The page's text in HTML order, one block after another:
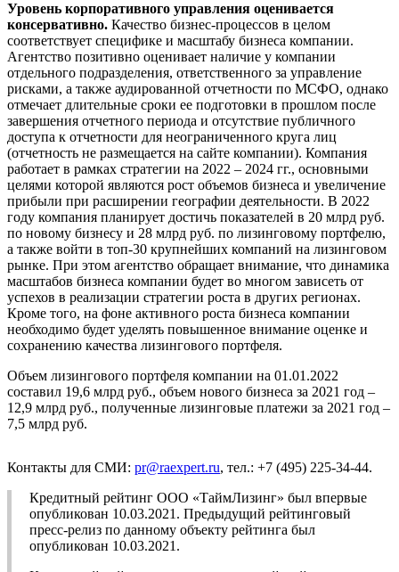
Уровень корпоративного управления оценивается
консервативно. Качество бизнес-процессов в целом
соответствует специфике и масштабу бизнеса компании.
Агентство позитивно оценивает наличие у компании
отдельного подразделения, ответственного за управление
рисками, а также аудированной отчетности по МСФО, однако
отмечает длительные сроки ее подготовки в прошлом после
завершения отчетного периода и отсутствие публичного
доступа к отчетности для неограниченного круга лиц
(отчетность не размещается на сайте компании). Компания
работает в рамках стратегии на 2022 – 2024 гг., основными
целями которой являются рост объемов бизнеса и увеличение
прибыли при расширении географии деятельности. В 2022
году компания планирует достичь показателей в 20 млрд руб.
по новому бизнесу и 28 млрд руб. по лизинговому портфелю,
а также войти в топ-30 крупнейших компаний на лизинговом
рынке. При этом агентство обращает внимание, что динамика
масштабов бизнеса компании будет во многом зависеть от
успехов в реализации стратегии роста в других регионах.
Кроме того, на фоне активного роста бизнеса компании
необходимо будет уделять повышенное внимание оценке и
сохранению качества лизингового портфеля.
Объем лизингового портфеля компании на 01.01.2022
составил 19,6 млрд руб., объем нового бизнеса за 2021 год –
12,9 млрд руб., полученные лизинговые платежи за 2021 год –
7,5 млрд руб.
Контакты для СМИ: pr@raexpert.ru, тел.: +7 (495) 225-34-44.
Кредитный рейтинг ООО «ТаймЛизинг» был впервые
опубликован 10.03.2021. Предыдущий рейтинговый
пресс-релиз по данному объекту рейтинга был
опубликован 10.03.2021.